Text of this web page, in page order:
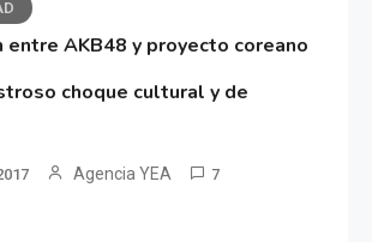
entre AKB48 y proyecto coreano
choque cultural y de
Agencia YEA 7